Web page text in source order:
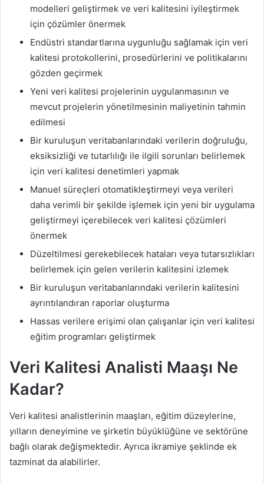
modelleri geliştirmek ve veri kalitesini iyileştirmek
için çözümler önermek
Endüstri standartlarına uygunluğu sağlamak için veri
kalitesi protokollerini, prosedürlerini ve politikalarını
gözden geçirmek
Yeni veri kalitesi projelerinin uygulanmasının ve
mevcut projelerin yönetilmesinin maliyetinin tahmin
edilmesi
Bir kuruluşun veritabanlarındaki verilerin doğruluğu,
eksiksizliği ve tutarlılığı ile ilgili sorunları belirlemek
için veri kalitesi denetimleri yapmak
Manuel süreçleri otomatikleştirmeyi veya verileri
daha verimli bir şekilde işlemek için yeni bir uygulama
geliştirmeyi içerebilecek veri kalitesi çözümleri
önermek
Düzeltilmesi gerekebilecek hataları veya tutarsızlıkları
belirlemek için gelen verilerin kalitesini izlemek
Bir kuruluşun veritabanlarındaki verilerin kalitesini
ayrıntılandıran raporlar oluşturma
Hassas verilere erişimi olan çalışanlar için veri kalitesi
eğitim programları geliştirmek
Veri Kalitesi Analisti Maaşı Ne
Kadar?
Veri kalitesi analistlerinin maaşları, eğitim düzeylerine,
yılların deneyimine ve şirketin büyüklüğüne ve sektörüne
bağlı olarak değişmektedir. Ayrıca ikramiye şeklinde ek
tazminat da alabilirler.